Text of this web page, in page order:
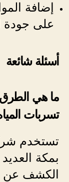
إضافة
على جودة
أسئلة شائعة
ما هي
تسربات
تستخدم
بمكة
الكشف عن